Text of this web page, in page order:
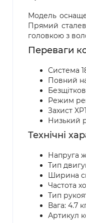
Модель
Прямий
головкою з
Переваги
Система
Повний
Режим
Захист
Низький
Технічні
Напруга
Тип
Ширина
Частота
Тип
Вага: 4.7
Артикул